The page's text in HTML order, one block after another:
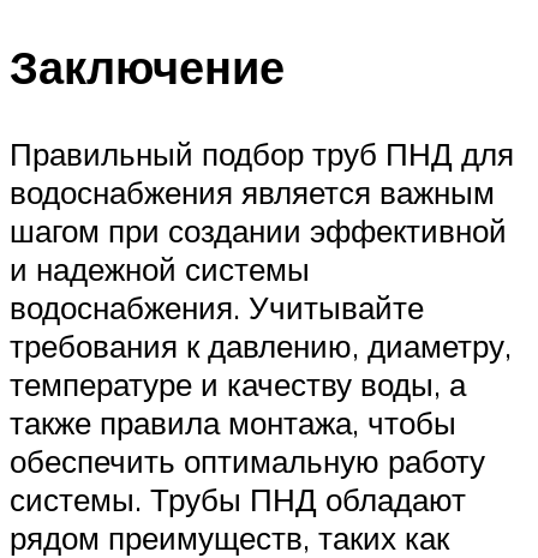
Заключение
Правильный подбор труб ПНД для
водоснабжения является важным
шагом при создании эффективной
и надежной системы
водоснабжения. Учитывайте
требования к давлению, диаметру,
температуре и качеству воды, а
также правила монтажа, чтобы
обеспечить оптимальную работу
системы. Трубы ПНД обладают
рядом преимуществ, таких как